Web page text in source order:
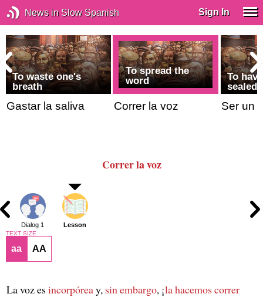
News in Slow Spanish Sign In
To waste one's
breath
Gastar la saliva
To spread the
word
Correr la voz
To
sealed
Ser un
Correr la voz
Dialog 1 Lesson
TEXT SIZE
aa AA
La voz esincorpóreay, sin embargo, ¡la hacemos correr